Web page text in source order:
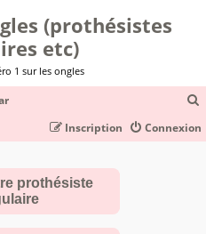
(prothésistes
etc)
1 sur les ongles
c
Connexion
Inscription
prothésiste